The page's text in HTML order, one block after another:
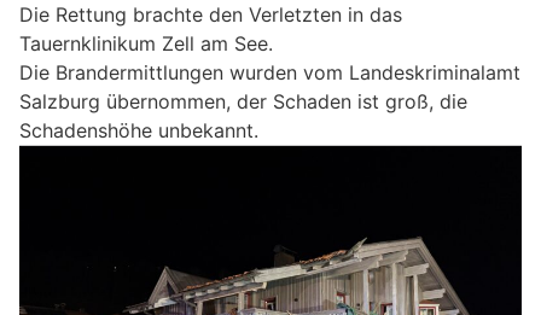
Die Rettung brachte den Verletzten in das
Tauernklinikum Zell am See.
Die Brandermittlungen wurden vom Landeskriminalamt
Salzburg übernommen, der Schaden ist groß, die
Schadenshöhe unbekannt.